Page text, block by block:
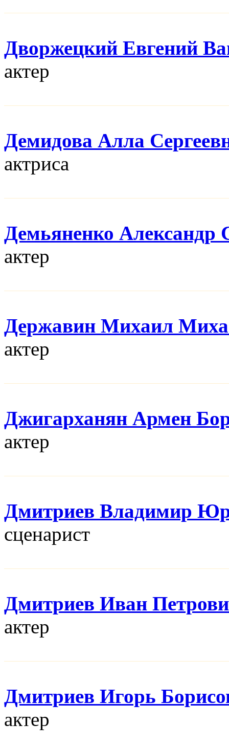
Дворжецкий Евгений
актер
Демидова Алла
актриса
Демьяненко Александр
актер
Державин Михаил
актер
Джигарханян Армен
актер
Дмитриев Владимир
сценарист
Дмитриев Иван
актер
Дмитриев Игорь
актер